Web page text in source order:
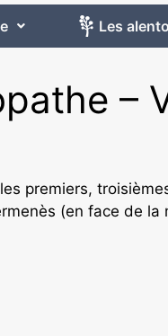
Les
–
premiers,
(en face de la